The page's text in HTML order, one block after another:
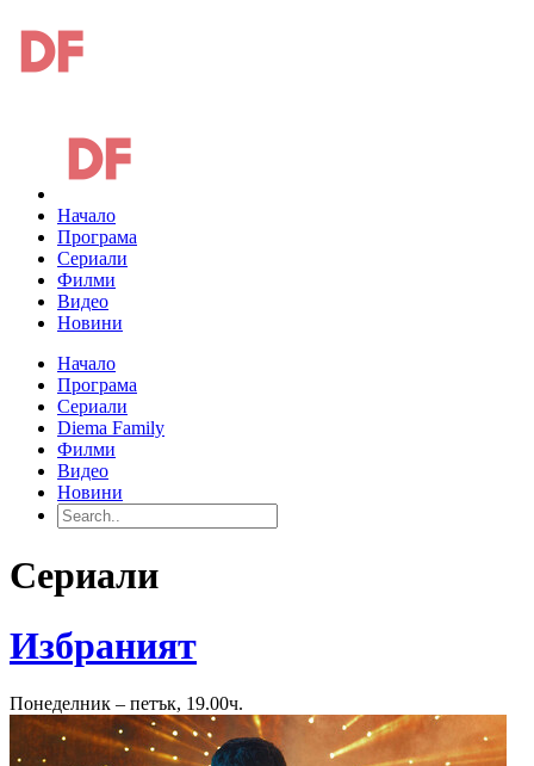
Начало
Програма
Сериали
Филми
Видео
Новини
Начало
Програма
Сериали
Diema Family
Филми
Видео
Новини
Сериали
Избраният
Понеделник – петък, 19.00ч.